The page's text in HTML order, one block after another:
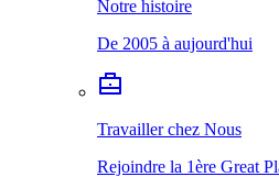
Notre histoire
De 2005 à aujourd'hui
Travailler chez Nous
Rejoindre la 1ère Great